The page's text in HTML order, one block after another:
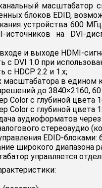
масштабатор
блоков EDID,
устройства 600
источников на DVI-
и выходе HDMI-
с DVI 1.0 при
с HDCP 2.2 и 1.x;
в едином
до 3840×2160, 60
Color с глубиной цвета
Color с глубиной цвета
аудиоформатов
стереоаудио
EDID-блоками:
широкого диапазона
управляется